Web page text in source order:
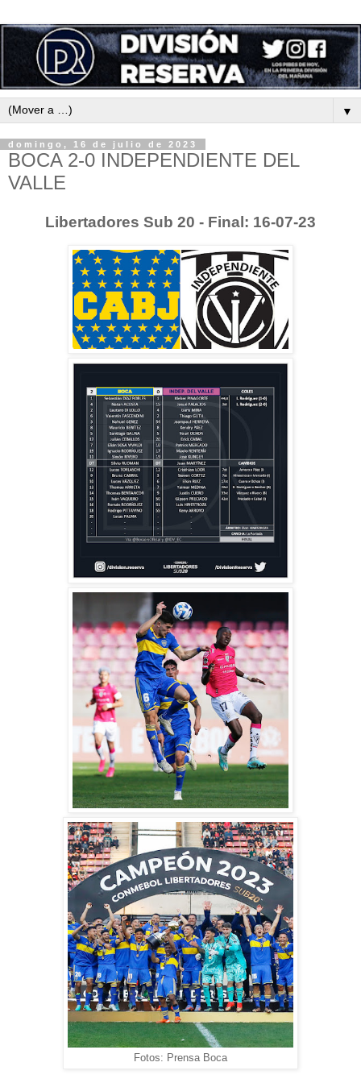
▼
domingo, 16 de julio de 2023
BOCA 2-0 INDEPENDIENTE DEL
VALLE
Libertadores Sub 20 - Final: 16-07-23
Fotos: Prensa Boca